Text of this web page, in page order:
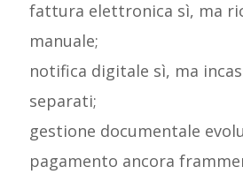
fattura elettronica sì, ma
manuale;
notifica digitale sì, ma
separati;
gestione documentale
pagamento ancora